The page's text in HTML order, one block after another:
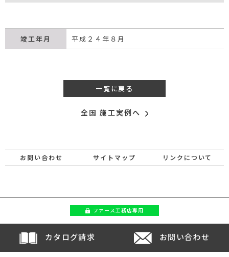
竣工年月 平成２４年８月
一覧に戻る
全国 施工実例へ
お問い合わせ サイトマップ リンクについて
ファース工務店専用
カタログ請求 お問い合わせ